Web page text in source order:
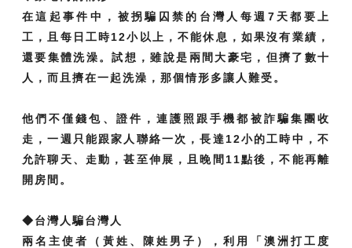
在這起事件中，被拐騙囚禁的台灣人每週7天都要上
工，且每日工時12小以上，不能休息，如果沒有業績，
還要集體洗澡。試想，雖說是兩間大豪宅，但擠了數十
人，而且擠在一起洗澡，那個情形多讓人難受。
他們不僅錢包、證件，連護照跟手機都被詐騙集團收
走，一週只能跟家人聯絡一次，長達12小的工時中，不
允許聊天、走動，甚至伸展，且晚間11點後，不能再離
開房間。
◆台灣人騙台灣人
兩名主使者（黃姓、陳姓男子），利用「澳洲打工度